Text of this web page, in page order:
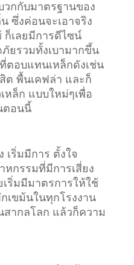
วกกับมาตรฐานของ
ซึ่งค่อนจะเอาจริง
ก็เลยมีการดีไซน์
ยรวมทั้งเบามากขึ้น
ตอบแทนเหล็กดังเช่น
ต พื้นเคฟล่า และก็
หล็ก แบบใหม่ๆเพื่อ
ตอนนี้
เริ่มมีการ ตั้งใจ
หกรรมที่มีการเสี่ยง
เริ่มมีมาตรการให้ใช้
เขม้นในทุกโรงงาน
สากลโลก แล้วก็ความ